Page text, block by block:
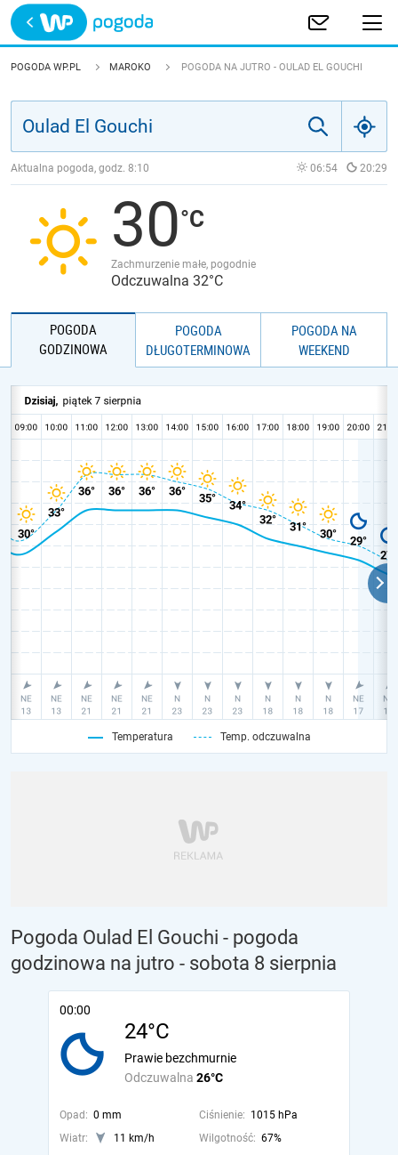
Trwa ładowanie
POLSKA
JAKOŚĆ POWIETRZA
POGODA WP.PL MAROKO POGODA NA JUTRO - OULAD EL GOUCHI
Aktualna pogoda, godz. 8:10 06:54 20:29
30
Zachmurzenie małe, pogodnie
Odczuwalna 32°C
POGODA
GODZINOWA
POGODA
DŁUGOTERMINOWA
POGODA NA
WEEKEND
Temperatura Temp. odczuwalna
Pogoda Oulad El Gouchi - pogoda
godzinowa na jutro - sobota 8 sierpnia
00:00
24°C
Odczuwalna 26°C
Prawie bezchmurnie
Opad: 0 mm Ciśnienie: 1015 hPa
Wiatr:
11 km/h Wilgotność: 67%